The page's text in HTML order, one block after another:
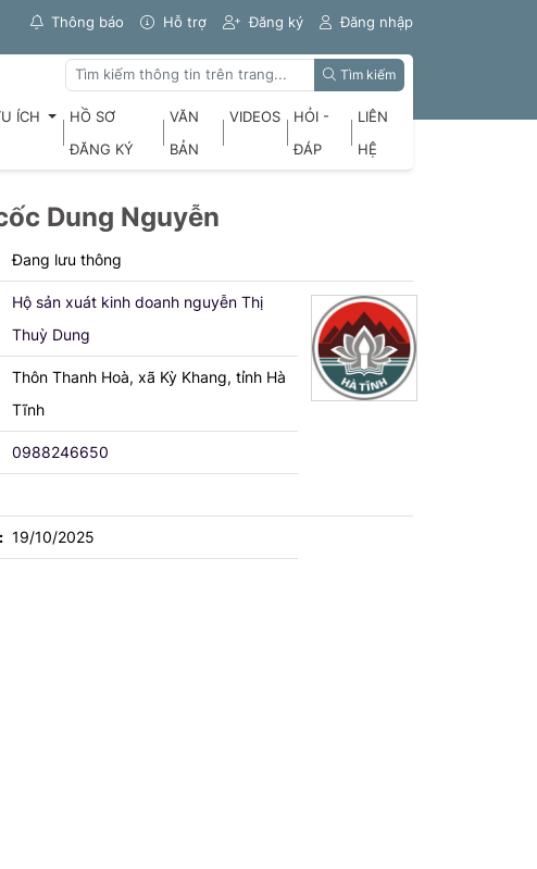
Thông báo Hỗ trợ Đăng ký Đăng nhập
Tìm kiếm
ÍCH
HỒ SƠ
ĐĂNG KÝ
VĂN
BẢN
VIDEOS
HỎI -
ĐÁP
LIÊN
HỆ
Dung Nguyễn
Đang lưu thông
Hộ sản xuát kinh doanh nguyễn Thị
Thuỳ Dung
Thôn Thanh Hoà, xã Kỳ Khang, tỉnh Hà
Tĩnh
0988246650
19/10/2025